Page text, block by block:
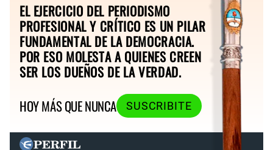
EL EJERCICIO DEL PERIODISMO
PROFESIONAL Y CRÍTICO ES UN PILAR
FUNDAMENTAL DE LA DEMOCRACIA.
POR ESO MOLESTA A QUIENES CREEN
SER LOS DUEÑOS DE LA VERDAD.
HOY MÁS QUE NUNCA
SUSCRIBITE